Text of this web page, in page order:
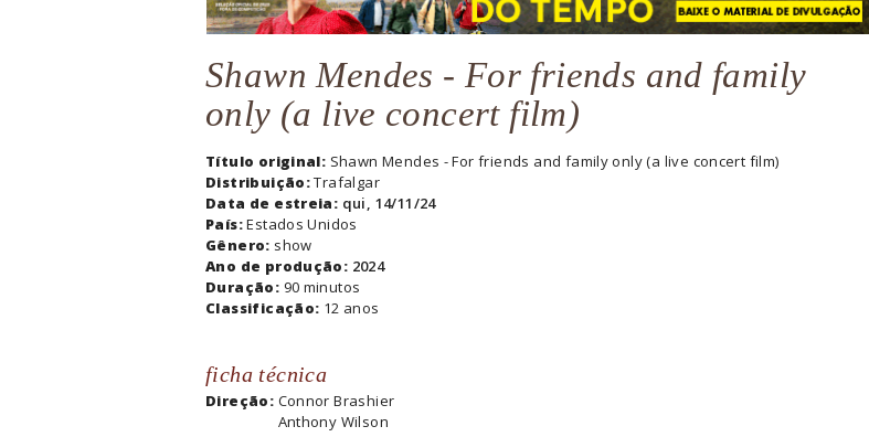
Shawn Mendes - For friends and family
only (a live concert film)
Título original: Shawn Mendes - For friends and family only (a live concert film)
Distribuição:Trafalgar
Data de estreia: qui, 14/11/24
País:Estados Unidos
Gênero: show
Ano de produção: 2024
Duração: 90 minutos
Classificação: 12 anos
ficha técnica
Direção: Connor Brashier
Anthony Wilson